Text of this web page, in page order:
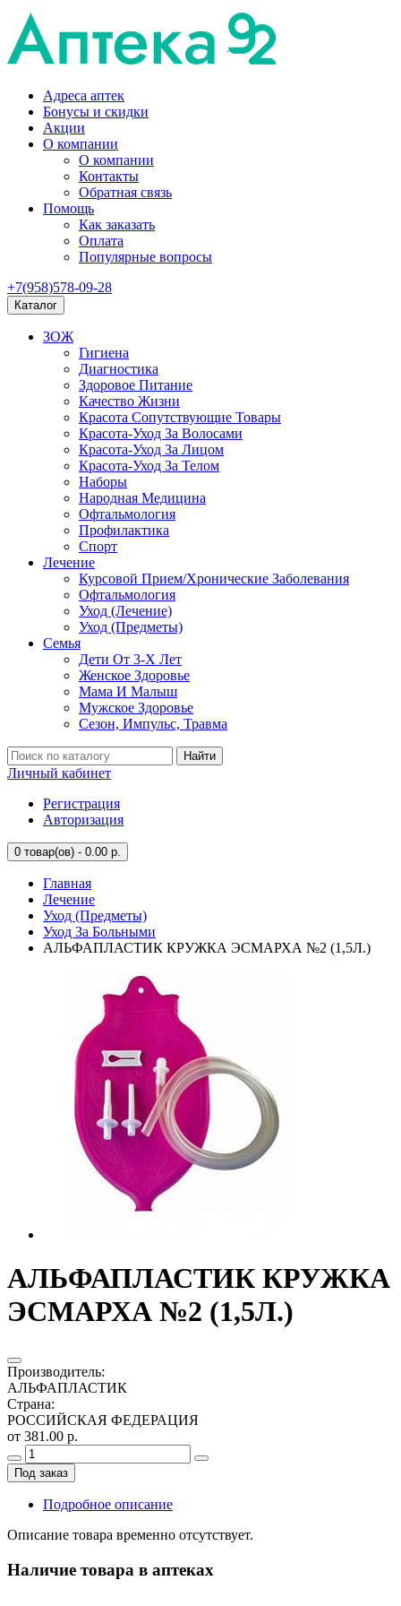
Адреса аптек
Бонусы и скидки
Акции
О компании
О компании
Контакты
Обратная связь
Помощь
Как заказать
Оплата
Популярные вопросы
+7(958)578-09-28
Каталог
ЗОЖ
Гигиена
Диагностика
Здоровое Питание
Качество Жизни
Красота Сопутствующие Товары
Красота-Уход За Волосами
Красота-Уход За Лицом
Красота-Уход За Телом
Наборы
Народная Медицина
Офтальмология
Профилактика
Спорт
Лечение
Курсовой Прием/Хронические Заболевания
Офтальмология
Уход (Лечение)
Уход (Предметы)
Семья
Дети От 3-Х Лет
Женское Здоровье
Мама И Малыш
Мужское Здоровье
Сезон, Импульс, Травма
Найти
Личный кабинет
Регистрация
Авторизация
0 товар(ов) - 0.00 р.
Главная
Лечение
Уход (Предметы)
Уход За Больными
АЛЬФАПЛАСТИК КРУЖКА ЭСМАРХА №2 (1,5Л.)
АЛЬФАПЛАСТИК КРУЖКА
ЭСМАРХА №2 (1,5Л.)
Производитель:
АЛЬФАПЛАСТИК
Страна:
РОССИЙСКАЯ ФЕДЕРАЦИЯ
от 381.00 р.
Под заказ
Подробное описание
Описание товара временно отсутствует.
Наличие товара в аптеках